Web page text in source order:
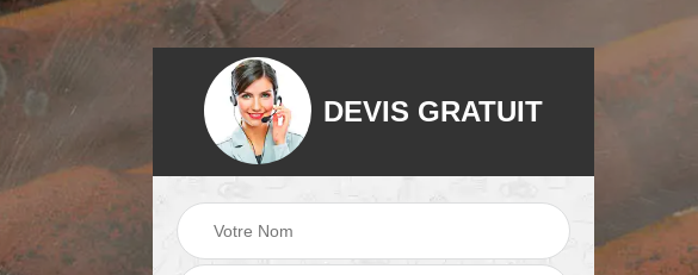
de gouttière 90
Nettoyage et
ravalement de
façade 90
DEVIS GRATUIT